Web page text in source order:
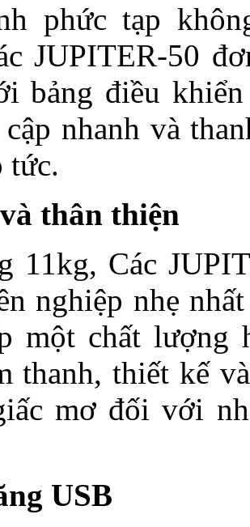
phức tạp
JUPITER-50
bảng điều
nhanh và
tức.
thân thiện
11kg, Các
nghiệp nhẹ
một chất
thanh, thiết kế
mơ đối với
USB